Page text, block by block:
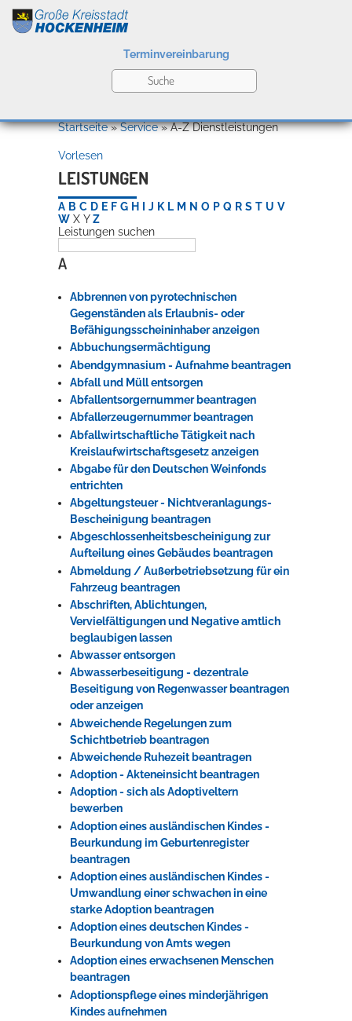
Kultur
Bildung
Wirtschaft
Rathaus
Service
Terminvereinbarung
Willkommen in Hockenheim
Konzerte, Tagungen und vieles mehr
Die Stadthalle Hockenheim bietet den perfekten Standort für Events
Erleben in Hockenheim
Spaß unter prickelnden Wasserfällen, das rauschende Meer im
Wellenbecken oder doch lieber die pure Entspannung auf der
Sprudelliege im Solebecken?
Startseite»Service»A-Z Dienstleistungen
Vorlesen
LEISTUNGEN
A B C D E F G H J K L M N O P Q R S T U V
W X Y Z
Leistungen suchen
A
Abbrennen von pyrotechnischen
Gegenständen als Erlaubnis- oder
Befähigungsscheininhaber anzeigen
Abbuchungsermächtigung
Abendgymnasium - Aufnahme beantragen
Abfall und Müll entsorgen
Abfallentsorgernummer beantragen
Abfallerzeugernummer beantragen
Abfallwirtschaftliche Tätigkeit nach
Kreislaufwirtschaftsgesetz anzeigen
Abgabe für den Deutschen Weinfonds
entrichten
Abgeltungsteuer - Nichtveranlagungs-
Bescheinigung beantragen
Abgeschlossenheitsbescheinigung zur
Aufteilung eines Gebäudes beantragen
Abmeldung / Außerbetriebsetzung für ein
Fahrzeug beantragen
Abschriften, Ablichtungen,
Vervielfältigungen und Negative amtlich
beglaubigen lassen
Abwasser entsorgen
Abwasserbeseitigung - dezentrale
Beseitigung von Regenwasser beantragen
oder anzeigen
Abweichende Regelungen zum
Schichtbetrieb beantragen
Abweichende Ruhezeit beantragen
Adoption - Akteneinsicht beantragen
Adoption - sich als Adoptiveltern
bewerben
Adoption eines ausländischen Kindes -
Beurkundung im Geburtenregister
beantragen
Adoption eines ausländischen Kindes -
Umwandlung einer schwachen in eine
starke Adoption beantragen
Adoption eines deutschen Kindes -
Beurkundung von Amts wegen
Adoption eines erwachsenen Menschen
beantragen
Adoptionspflege eines minderjährigen
Kindes aufnehmen